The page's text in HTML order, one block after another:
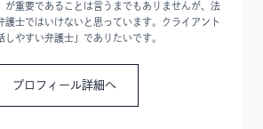
が重要であることは言うまでもありませんが、法
護士ではいけないと思っています。クライアント
しやすい弁護士」でありたいです。
プロフィール詳細へ